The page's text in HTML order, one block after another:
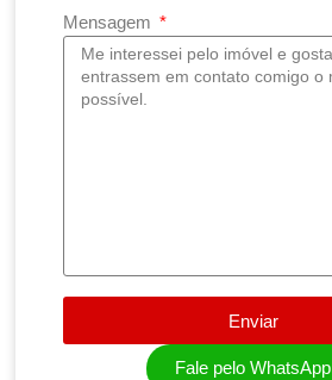
Mensagem
Enviar
Fale pelo WhatsApp